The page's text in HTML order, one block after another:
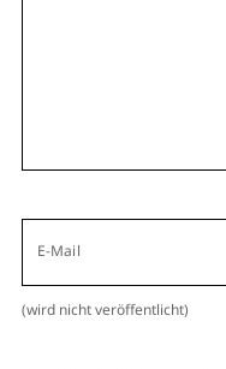
E-Mail
(wird nicht veröffentlicht)